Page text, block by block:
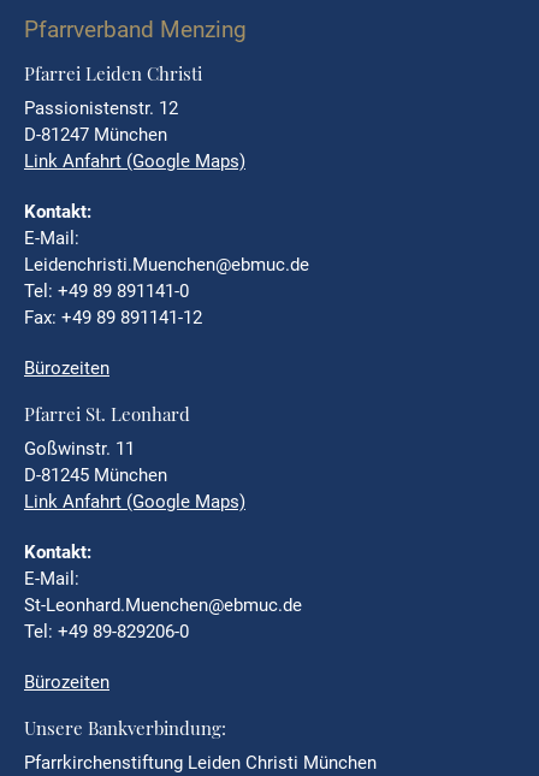
Pfarrverband Menzing
Pfarrei Leiden Christi
Passionistenstr. 12
D-81247 München
Link Anfahrt (Google Maps)
Kontakt:
E-Mail:
Leidenchristi.Muenchen@ebmuc.de
Tel: +49 89 891141-0
Fax: +49 89 891141-12
Bürozeiten
Pfarrei St. Leonhard
Goßwinstr. 11
D-81245 München
Link Anfahrt (Google Maps)
Kontakt:
E-Mail:
St-Leonhard.Muenchen@ebmuc.de
Tel: +49 89-829206-0
Bürozeiten
Unsere Bankverbindung:
Pfarrkirchenstiftung Leiden Christi München